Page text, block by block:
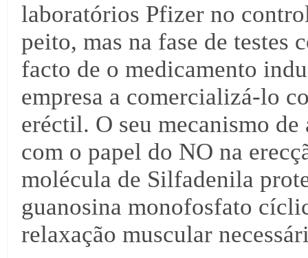
laboratórios Pfizer no
peito, mas na fase de testes
facto de o medicamento
empresa a comercializá-lo
eréctil. O seu mecanismo
com o papel do NO na
molécula de Silfadenila
guanosina monofosfato
relaxação muscular